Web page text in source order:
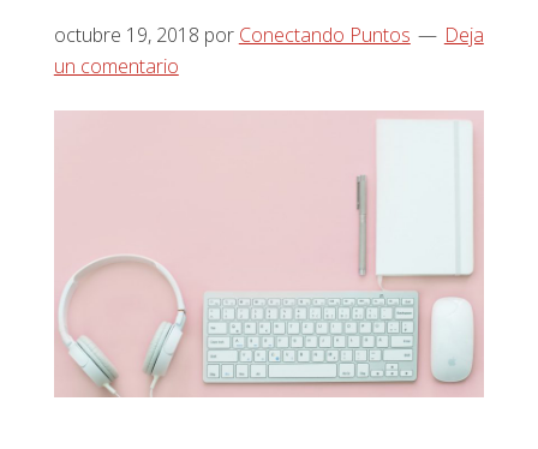
octubre 19, 2018 por Conectando Puntos
Deja
un comentario